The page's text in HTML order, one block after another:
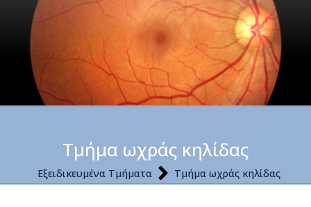
Τμήμα ωχράς κηλίδας
Εξειδικευμένα Τμήματα Τμήμα ωχράς κηλίδας